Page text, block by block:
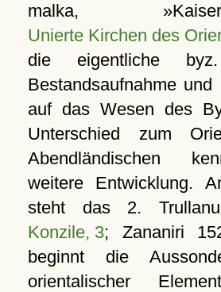
malka,
Unierte Kirchen des
die eigentliche byz.
Bestandsaufnahme und
auf das Wesen des
Unterschied zum
Abendländischen
weitere Entwicklung.
steht das 2.
Konzile, 3; Zananiri
beginnt die
orientalischer